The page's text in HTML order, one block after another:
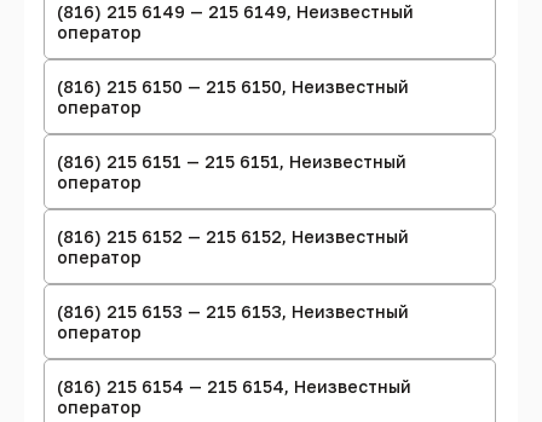
(816) 215 6149 — 215 6149, Неизвестный
оператор
(816) 215 6150 — 215 6150, Неизвестный
оператор
(816) 215 6151 — 215 6151, Неизвестный
оператор
(816) 215 6152 — 215 6152, Неизвестный
оператор
(816) 215 6153 — 215 6153, Неизвестный
оператор
(816) 215 6154 — 215 6154, Неизвестный
оператор